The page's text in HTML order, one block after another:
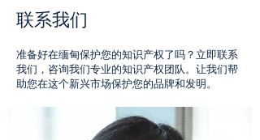
联系我们
准备好在缅甸保护您的知识产权了吗？立即联系
我们，咨询我们专业的知识产权团队。让我们帮
助您在这个新兴市场保护您的品牌和发明。